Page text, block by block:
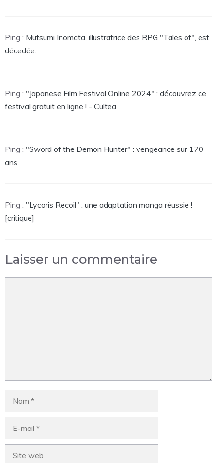
Ping : Mutsumi Inomata, illustratrice des RPG "Tales of", est
décedée.
Ping : "Japanese Film Festival Online 2024" : découvrez ce
festival gratuit en ligne ! - Cultea
Ping : "Sword of the Demon Hunter" : vengeance sur 170
ans
Ping : "Lycoris Recoil" : une adaptation manga réussie !
[critique]
Laisser un commentaire